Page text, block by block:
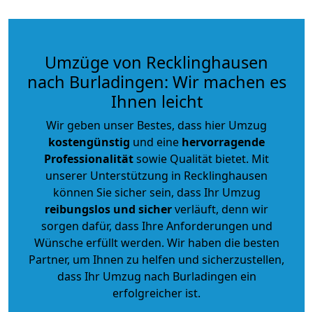
Umzüge von Recklinghausen
nach Burladingen: Wir machen es
Ihnen leicht
Wir geben unser Bestes, dass hier Umzug
kostengünstig und eine hervorragende
Professionalitätsowie Qualität bietet. Mit
unserer Unterstützung in Recklinghausen
können Sie sicher sein, dass Ihr Umzug
reibungslos und sicherverläuft, denn wir
sorgen dafür, dass Ihre Anforderungen und
Wünsche erfüllt werden. Wir haben die besten
Partner, um Ihnen zu helfen und sicherzustellen,
dass Ihr Umzug nach Burladingen ein
erfolgreicher ist.